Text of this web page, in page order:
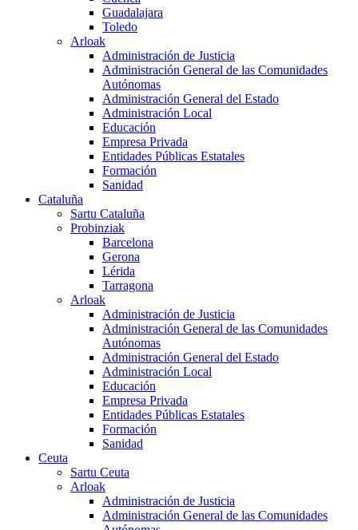
Guadalajara
Toledo
Arloak
Administración de Justicia
Administración General de las Comunidades
Autónomas
Administración General del Estado
Administración Local
Educación
Empresa Privada
Entidades Públicas Estatales
Formación
Sanidad
Cataluña
Sartu Cataluña
Probinziak
Barcelona
Gerona
Lérida
Tarragona
Arloak
Administración de Justicia
Administración General de las Comunidades
Autónomas
Administración General del Estado
Administración Local
Educación
Empresa Privada
Entidades Públicas Estatales
Formación
Sanidad
Ceuta
Sartu Ceuta
Arloak
Administración de Justicia
Administración General de las Comunidades